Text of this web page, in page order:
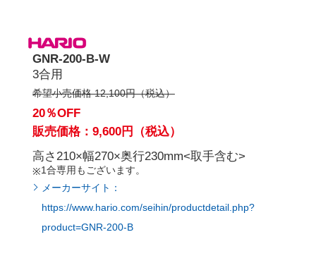
GNR-200-B-W
3合用
希望小売価格 12,100円（税込）
20％OFF
販売価格：9,600円（税込）
高さ210×幅270×奥行230mm<取手含む>
1合専用もございます。
メーカーサイト：
https://www.hario.com/seihin/productdetail.php?
product=GNR-200-B